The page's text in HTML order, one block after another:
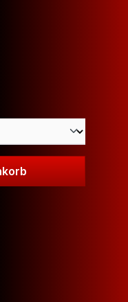
die Schaltflächen